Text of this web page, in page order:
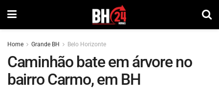
Home Grande BH Belo Horizonte
Caminhão bate em árvore no
bairro Carmo, em BH